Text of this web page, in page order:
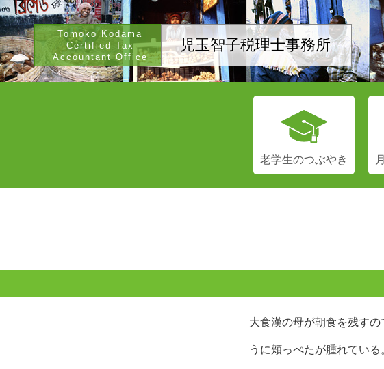
Tomoko Kodama
Certified Tax
Accountant Office
児玉智子税理士事務所
老学生のつぶやき
大食漢の母が朝食を残す
うに頬っぺたが腫れてい